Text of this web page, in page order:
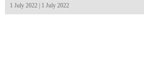
1 July 2022 | 1 July 2022